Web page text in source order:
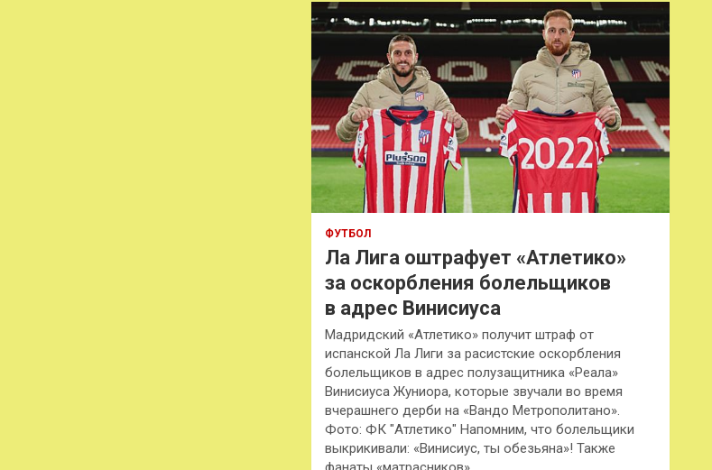
к
ФУТБОЛ
Ла Лига оштрафует «Атлетико»
за оскорбления болельщиков
в адрес Винисиуса
Мадридский «Атлетико» получит штраф от
испанской Ла Лиги за расистские оскорбления
болельщиков в адрес полузащитника «Реала»
Винисиуса Жуниора, которые звучали во время
вчерашнего дерби на «Вандо Метрополитано».
Фото: ФК "Атлетико" Напомним, что болельщики
выкрикивали: «Винисиус, ты обезьяна»! Также